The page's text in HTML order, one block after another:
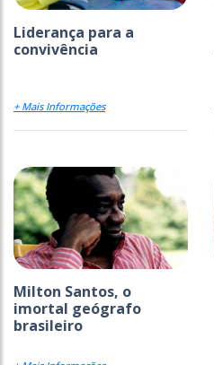
Liderança para a
convivência
+ Mais Informações
Milton Santos, o
imortal geógrafo
brasileiro